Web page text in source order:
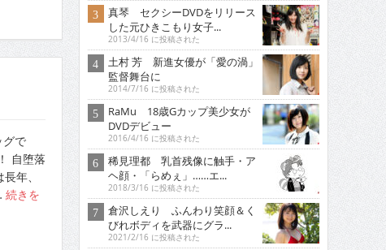
グで
自堕落
年、
続きを
真琴 セクシーDVDをリリース
した元ひきこもり女子...
2013/4/16 に投稿された
土村 芳 新進女優が「愛の渦」
監督舞台に
2014/7/16 に投稿された
RaMu 18歳Gカップ美少女が
DVDデビュー
2016/4/16 に投稿された
稀見理都 乳首残像に触手・ア
ヘ顔・「らめぇ」……エ...
2018/3/16 に投稿された
倉沢しえり ふんわり笑顔＆く
びれボディを武器にグラ...
2021/2/16 に投稿された